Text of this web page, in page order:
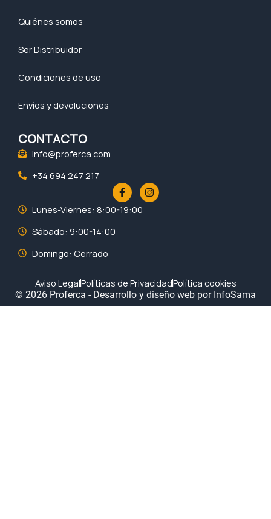
Quiénes somos
Ser Distribuidor
Condiciones de uso
Envíos y devoluciones
CONTACTO
info@proferca.com
+34 694 247 217
F
a
c
e
f
I
n
s
Lunes-Viernes: 8:00-19:00
Sábado: 9:00-14:00
Domingo: Cerrado
Aviso LegalPolíticas de PrivacidadPolítica cookies
© 2026 Proferca - Desarrollo y diseño web por InfoSama